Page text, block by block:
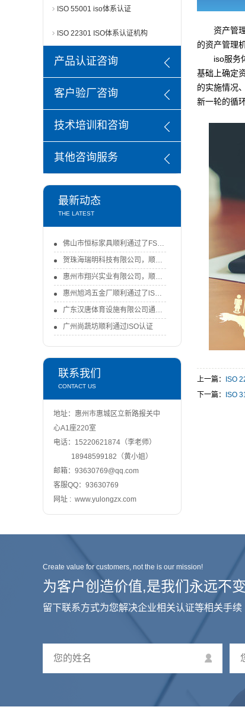
ISO 55001 iso体系认证
ISO 22301 ISO体系认证机构
产品认证咨询
客户验厂咨询
技术培训和咨询
其他咨询服务
最新动态
THE LATEST
佛山市恒标家具顺利通过了FSC-COC认证审核
贺珠海瑞明科技有限公司，顺利通过了FSC-COC认证审核！-FSC认证
惠州市翔兴实业有限公司，顺利通过ISO9001：2015认证审核
惠州旭鸿五金厂顺利通过了lSO9001：2015体系认证审核
广东汉唐体育设施有限公司通过ISO认证
广州尚蔬坊顺利通过lSO认证
联系我们
CONTACT US
地址：惠州市惠城区立新路报关中
心A1座220室
电话：15220621874（李老师）
18948599182（黄小姐）
邮箱：93630769@qq.com
客服QQ：93630769
网址 : www.yulongzx.com
资产管
的资产管理
iso服务
基础上确定
的实施情况
新一轮的循
上一篇：
ISO
下一篇：
ISO
Create value for customers, not the is our mission!
为客户创造价值,是我们永远不
留下联系方式为您解决企业相关认证等相关手续
您的姓名